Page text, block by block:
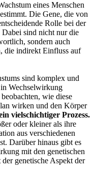
eines Menschen
Die Gene, die von
Rolle bei der
sind nicht nur die
sondern auch
die indirekt Einfluss auf
sind komplex und
Wechselwirkung
wie diese
wirken und den Körper
vielschichtiger Prozess.
oder kleiner als ihre
aus verschiedenen
Darüber hinaus gibt es
mit den genetischen
genetische Aspekt der